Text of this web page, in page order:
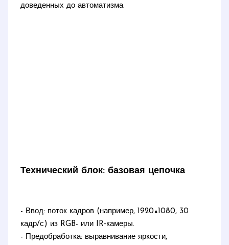
доведенных до автоматизма.
Технический блок: базовая цепочка
- Ввод: поток кадров (например, 1920×1080, 30
кадр/с) из RGB- или IR‑камеры.
- Предобработка: выравнивание яркости,